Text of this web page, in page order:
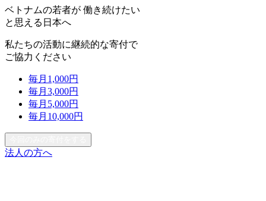
ベトナムの若者が 働き続けたい
と思える日本へ
私たちの活動に継続的な寄付で
ご協力ください
毎月 1,000円
毎月 3,000円
毎月 5,000円
毎月 10,000円
法人の方へ